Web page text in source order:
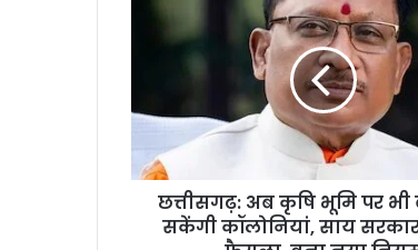
भी
सकेंगी
कॉलोनियां,
छत्तीसगढ़: अब कृषि भूमि पर भी
सकेंगी कॉलोनियां, साय